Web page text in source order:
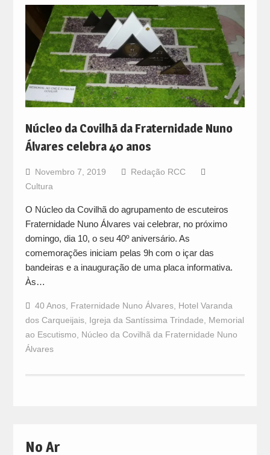
Núcleo da Covilhã da Fraternidade Nuno
Álvares celebra 40 anos
Novembro 7, 2019
Redação RCC
Cultura
O Núcleo da Covilhã do agrupamento de escuteiros
Fraternidade Nuno Álvares vai celebrar, no próximo
domingo, dia 10, o seu 40º aniversário. As
comemorações iniciam pelas 9h com o içar das
bandeiras e a inauguração de uma placa informativa.
Às…
40 Anos, Fraternidade Nuno Álvares, Hotel Varanda
dos Carqueijais, Igreja da Santíssima Trindade, Memorial
ao Escutismo, Núcleo da Covilhã da Fraternidade Nuno
Álvares
No Ar